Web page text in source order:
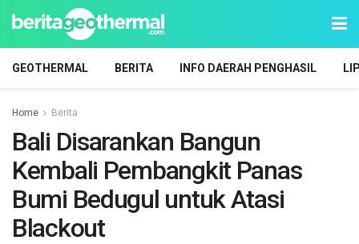
GEOTHERMAL BERITA INFO DAERAH PENGHASIL
Home Berita
Bali Disarankan Bangun
Kembali Pembangkit Panas
Bumi Bedugul untuk Atasi
Blackout